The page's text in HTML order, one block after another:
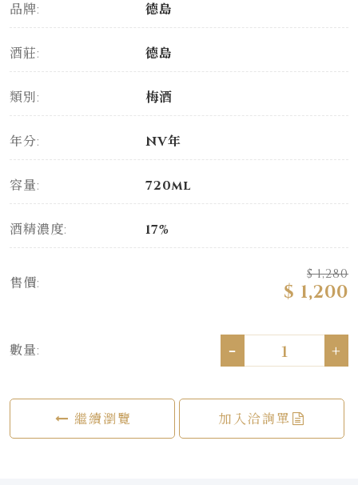
品牌: 德島
酒莊: 德島
類別: 梅酒
年分: NV年
容量: 720ml
酒精濃度: 17%
售價:
$ 1,280
$ 1,200
數量: - +
繼續瀏覽 加入洽詢單